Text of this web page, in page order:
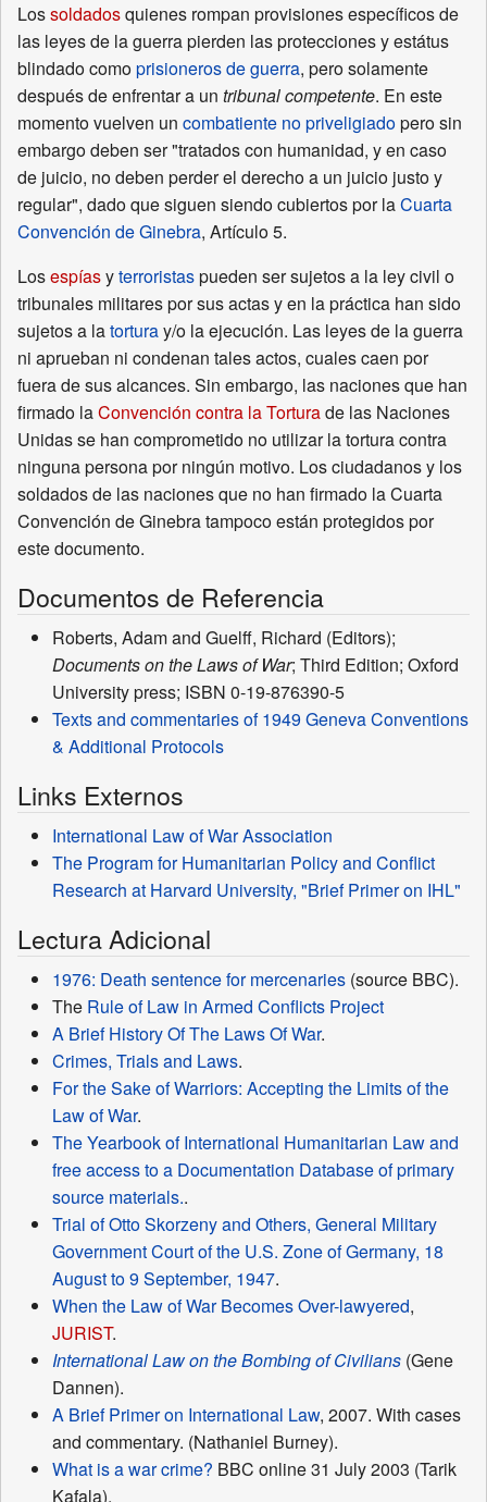
Lossoldadosquienes rompan provisiones específicos de
las leyes de la guerra pierden las protecciones y estátus
blindado comoprisioneros de guerra, pero solamente
después de enfrentar a un tribunal competente. En este
momento vuelven un combatiente no priveligiadopero sin
embargo deben ser "tratados con humanidad, y en caso
de juicio, no deben perder el derecho a un juicio justo y
regular", dado que siguen siendo cubiertos por laCuarta
Convención de Ginebra, Artículo 5.
Losespíasyterroristaspueden ser sujetos a la ley civil o
tribunales militares por sus actas y en la práctica han sido
sujetos a latorturay/o la ejecución. Las leyes de la guerra
ni aprueban ni condenan tales actos, cuales caen por
fuera de sus alcances. Sin embargo, las naciones que han
firmado laConvención contra la Torturade las Naciones
Unidas se han comprometido no utilizar la tortura contra
ninguna persona por ningún motivo. Los ciudadanos y los
soldados de las naciones que no han firmado la Cuarta
Convención de Ginebra tampoco están protegidos por
este documento.
Documentos de Referencia
Roberts, Adam and Guelff, Richard (Editors);
Documents on the Laws of War; Third Edition; Oxford
University press; ISBN 0-19-876390-5
Texts and commentaries of 1949 Geneva Conventions
& Additional Protocols
Links Externos
International Law of War Association
The Program for Humanitarian Policy and Conflict
Research at Harvard University, "Brief Primer on IHL"
Lectura Adicional
1976: Death sentence for mercenaries (source BBC).
The Rule of Law in Armed Conflicts Project
A Brief History Of The Laws Of War.
Crimes, Trials and Laws.
For the Sake of Warriors: Accepting the Limits of the
Law of War.
The Yearbook of International Humanitarian Law and
free access to a Documentation Database of primary
source materials..
Trial of Otto Skorzeny and Others, General Military
Government Court of the U.S. Zone of Germany, 18
August to 9 September, 1947.
When the Law of War Becomes Over-lawyered,
JURIST.
International Law on the Bombing of Civilians (Gene
Dannen).
A Brief Primer on International Law, 2007. With cases
and commentary. (Nathaniel Burney).
What is a war crime? BBC online 31 July 2003 (Tarik
Kafala).